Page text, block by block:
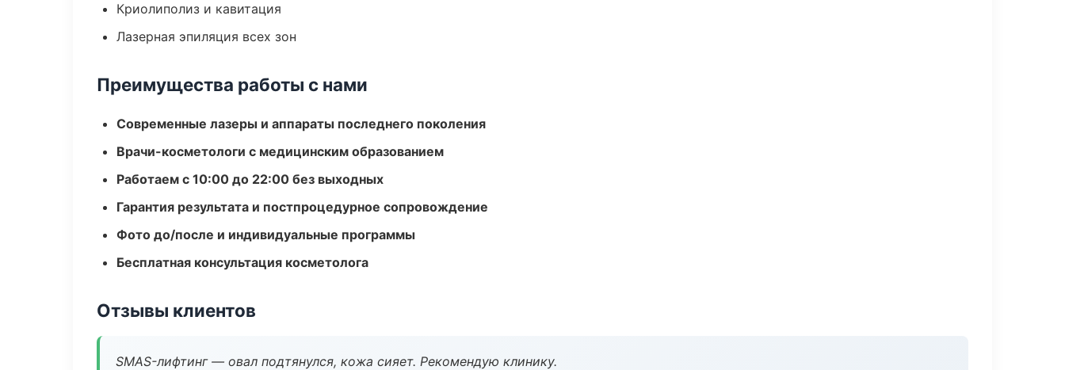
Криолиполиз и кавитация
Лазерная эпиляция всех зон
Преимущества работы с нами
Современные лазеры и аппараты последнего поколения
Врачи-косметологи с медицинским образованием
Работаем с 10:00 до 22:00 без выходных
Гарантия результата и постпроцедурное сопровождение
Фото до/после и индивидуальные программы
Бесплатная консультация косметолога
Отзывы клиентов
SMAS-лифтинг — овал подтянулся, кожа сияет. Рекомендую клинику.